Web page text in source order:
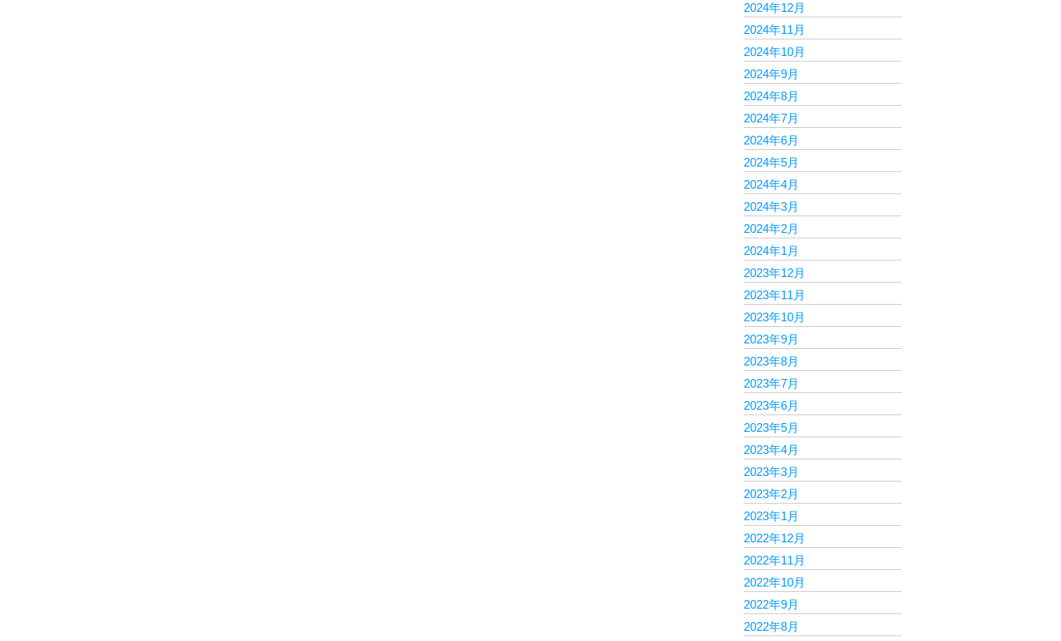
2024年12月
2024年11月
2024年10月
2024年9月
2024年8月
2024年7月
2024年6月
2024年5月
2024年4月
2024年3月
2024年2月
2024年1月
2023年12月
2023年11月
2023年10月
2023年9月
2023年8月
2023年7月
2023年6月
2023年5月
2023年4月
2023年3月
2023年2月
2023年1月
2022年12月
2022年11月
2022年10月
2022年9月
2022年8月